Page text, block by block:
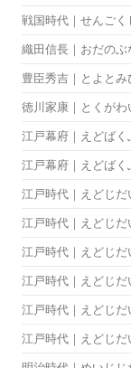
戦国時代｜せんご
織田信長｜おだの
豊臣秀吉｜とよと
徳川家康｜とくが
江戸幕府｜えどば
江戸幕府｜えどば
江戸時代｜えどじ
江戸時代｜えどじ
江戸時代｜えどじ
江戸時代｜えどじ
江戸時代｜えどじ
江戸時代｜えどじ